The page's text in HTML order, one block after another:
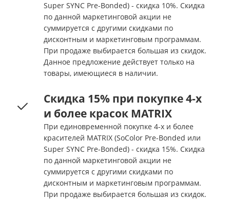
Super SYNC Pre-Bonded) - скидка 10%. Скидка
по данной маркетинговой акции не
суммируется с другими скидками по
дисконтным и маркетинговым программам.
При продаже выбирается большая из скидок.
Данное предложение действует только на
товары, имеющиеся в наличии.
Скидка 15% при покупке 4-х
и более красок MATRIX
При единовременной покупке 4-х и более
красителей MATRIX (SoColor Pre-Bonded или
Super SYNC Pre-Bonded) - скидка 15%. Скидка
по данной маркетинговой акции не
суммируется с другими скидками по
дисконтным и маркетинговым программам.
При продаже выбирается большая из скидок.